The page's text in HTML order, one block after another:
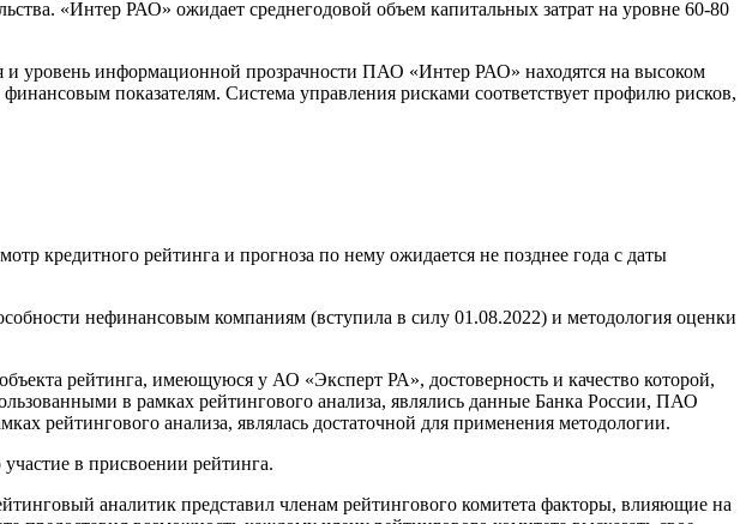
«Интер РАО» ожидает среднегодовой объем капитальных затрат на уровне 60-80
и уровень информационной прозрачности ПАО «Интер РАО» находятся на высоком
показателям. Система управления рисками соответствует профилю рисков,
кредитного рейтинга и прогноза по нему ожидается не позднее года с даты
нефинансовым компаниям (вступила в силу 01.08.2022) и методология оценки
рейтинга, имеющуюся у АО «Эксперт РА», достоверность и качество которой,
в рамках рейтингового анализа, являлись данные Банка России, ПАО
рейтингового анализа, являлась достаточной для применения методологии.
в присвоении рейтинга.
аналитик представил членам рейтингового комитета факторы, влияющие на